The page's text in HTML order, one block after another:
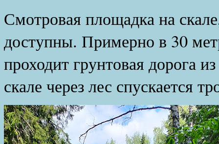
Смотровая площадка на
доступны. Примерно в 30
проходит грунтовая дорога
скале через лес спускается